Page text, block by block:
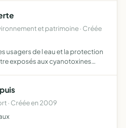
et patrimoine · Créée
usagers de l eau et la protection
exposés aux cyanotoxines
· Créée en 2009